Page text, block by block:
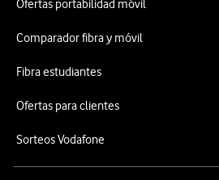
Ofertas portabilidad móvil
Comparador fibra y móvil
Fibra estudiantes
Ofertas para clientes
Sorteos Vodafone